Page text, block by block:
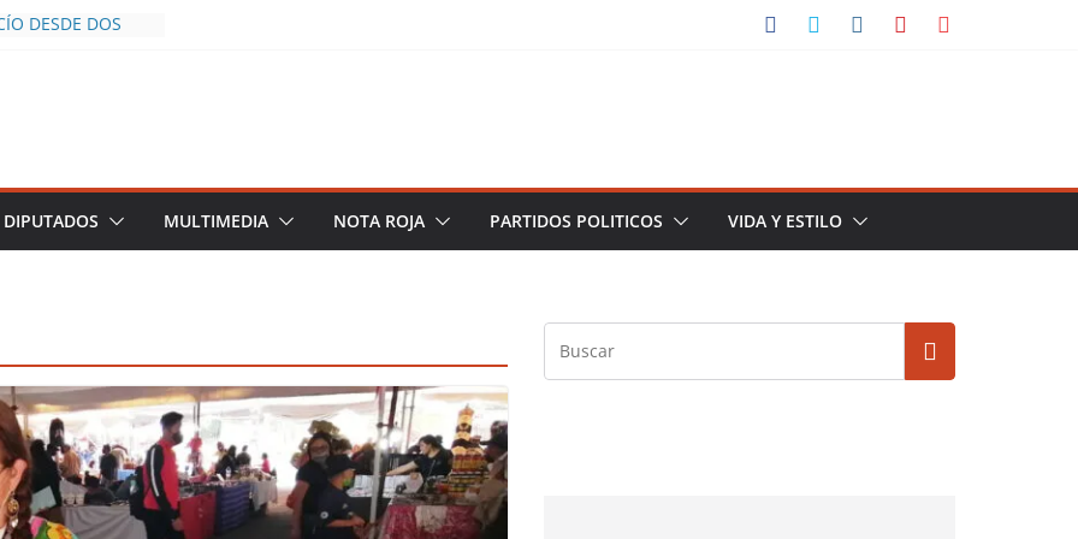
DESDE DOS
AL INFLUENCER
DURANTE
EN
A LAS
Y TERMINA
DEL PLAN
DIPUTADOS MULTIMEDIA NOTA ROJA PARTIDOS POLITICOS VIDA Y ESTILO